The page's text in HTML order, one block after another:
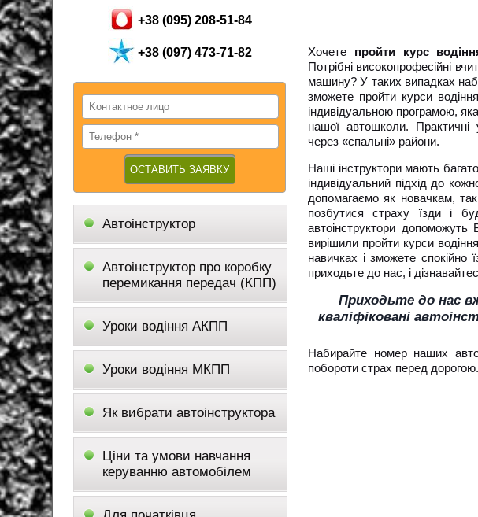
+38 (095) 208-51-84
+38 (097) 473-71-82
Автоінструктор
Автоінструктор про коробку
перемикання передач (КПП)
Уроки водіння АКПП
Уроки водіння МКПП
Як вибрати автоінструктора
Ціни та умови навчання
керуванню автомобілем
Хочете пройти курс
Потрібні високопрофесійні
машину? У таких випадках
зможете пройти курси
індивідуальною програмою,
нашої автошколи.
через «спальні» райони.
Наші інструктори мають
індивідуальний підхід до
допомагаємо як новачкам,
позбутися страху їзди і
автоінструктори
вирішили пройти курси
навичках і зможете
приходьте до нас, і
Приходьте до нас
кваліфіковані
Набирайте номер наших
побороти страх перед